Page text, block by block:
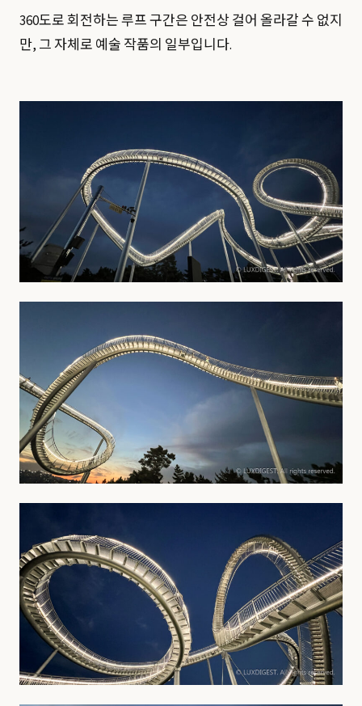
360도로 회전하는 루프 구간은 안전상 걸어 올라갈 수 없지
만, 그 자체로 예술 작품의 일부입니다.